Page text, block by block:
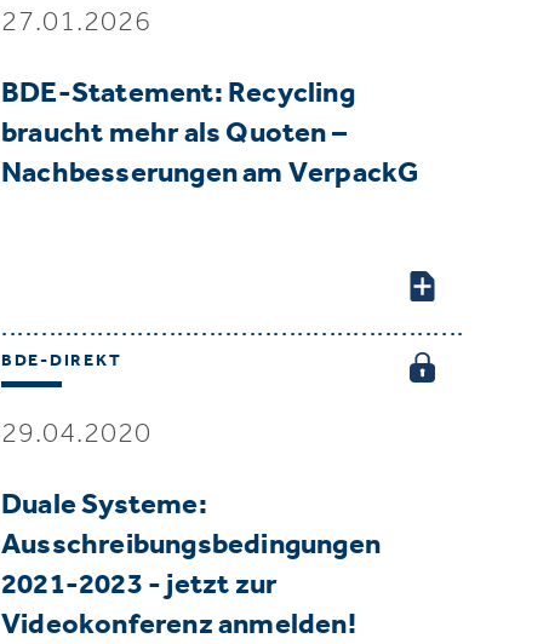
27.01.2026
BDE-Statement: Recycling
braucht mehr als Quoten –
Nachbesserungen am VerpackG
BDE-DIREKT
29.04.2020
Duale Systeme:
Ausschreibungsbedingungen
2021-2023 - jetzt zur
Videokonferenz anmelden!